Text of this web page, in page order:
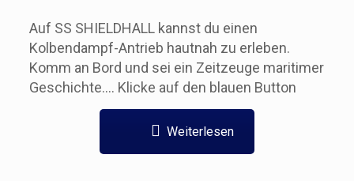
Auf SS SHIELDHALL kannst du einen
Kolbendampf-Antrieb hautnah zu erleben.
Komm an Bord und sei ein Zeitzeuge maritimer
Geschichte.… Klicke auf den blauen Button
Weiterlesen